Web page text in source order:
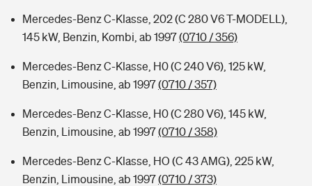
Mercedes-Benz C-Klasse, 202 (C 280 V6 T-MODELL),
145 kW, Benzin, Kombi, ab 1997(0710 / 356)
Mercedes-Benz C-Klasse, H0 (C 240 V6), 125 kW,
Benzin, Limousine, ab 1997(0710 / 357)
Mercedes-Benz C-Klasse, H0 (C 280 V6), 145 kW,
Benzin, Limousine, ab 1997(0710 / 358)
Mercedes-Benz C-Klasse, HO (C 43 AMG), 225 kW,
Benzin, Limousine, ab 1997(0710 / 373)